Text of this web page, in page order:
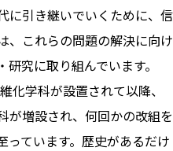
に引き継いでいくために、信
、これらの問題の解決に向け
究に取り組んでいます。
化学科が設置されて以降、
が増設され、何回かの改組を
っています。歴史があるだけ